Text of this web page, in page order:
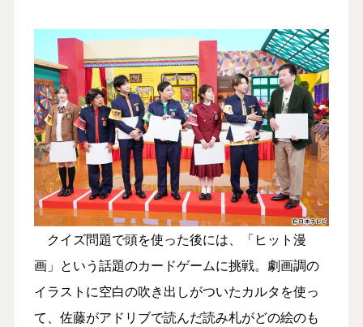
クイズ問題で頭を使った後には、「ヒット漫
画」という話題のカードゲームに挑戦。劇画調の
イラストに空白の吹き出しがついたカルタを使っ
て、佐藤がアドリブで読んだ読み札がどの絵のも